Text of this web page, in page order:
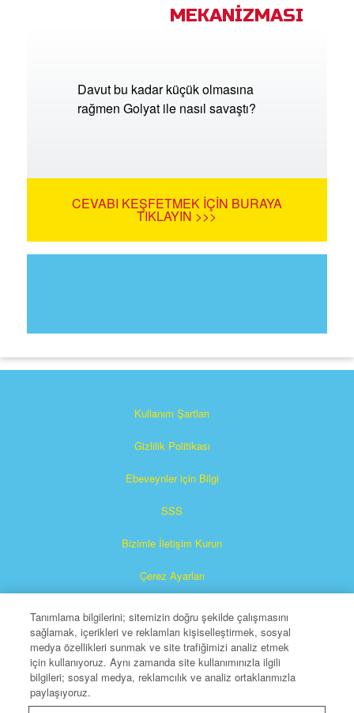
MEKANİZMASI
Davut bu kadar küçük olmasına
rağmen Golyat ile nasıl savaştı?
CEVABI KEŞFETMEK İÇIN BURAYA
TIKLAYIN >>>
Kullanım Şartları
Gizlilik Politikası
Ebeveynler için Bilgi
SSS
Bizimle İletişim Kurun
Çerez Ayarları
Süperkitap, The Christian Broadcasting Network, Inc.'in
Tanımlama bilgilerini; sitemizin doğru şekilde çalışmasını
sağlamak, içerikleri ve reklamları kişiselleştirmek, sosyal
medya özellikleri sunmak ve site trafiğimizi analiz etmek
için kullanıyoruz. Aynı zamanda site kullanımınızla ilgili
bilgileri; sosyal medya, reklamcılık ve analiz ortaklarımızla
paylaşıyoruz.